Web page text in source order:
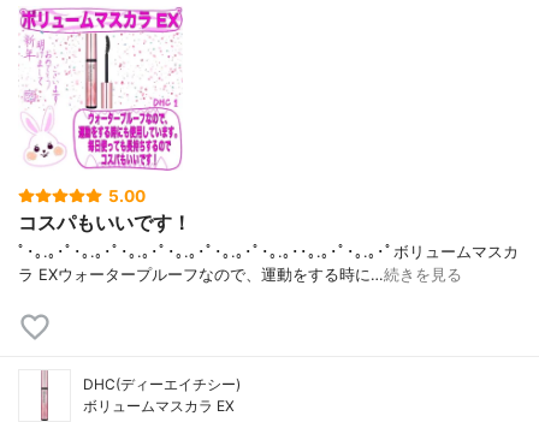
5.00
コスパもいいです！
ﾟ･｡.｡･ﾟ･｡.｡･ﾟ･｡.｡･ﾟ･｡.｡･ﾟ･｡.｡･ﾟ･｡.｡･･｡.｡･ﾟ･｡.｡･ﾟボリュームマスカ
ラ EXウォータープルーフなので、運動をする時に…続きを見る
DHC(ディーエイチシー)
ボリュームマスカラ EX